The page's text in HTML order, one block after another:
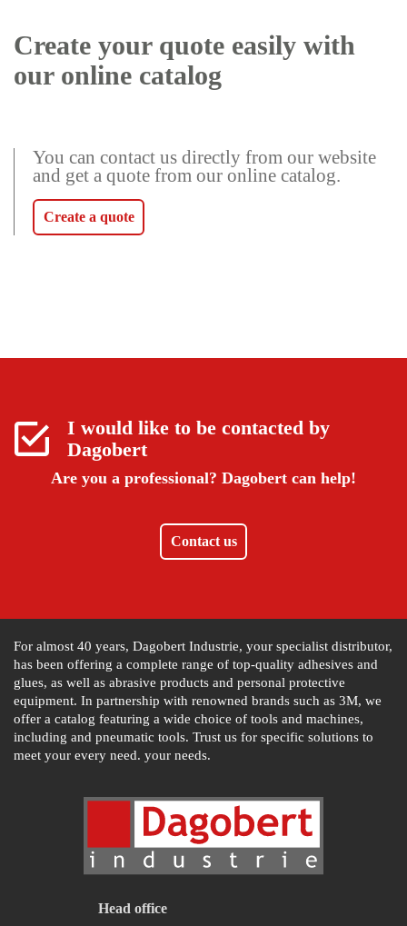
Create your quote easily with
our online catalog
You can contact us directly from our website
and get a quote from our online catalog.
Create a quote
I would like to be contacted by
Dagobert
Are you a professional? Dagobert can help!
Contact us
For almost 40 years, Dagobert Industrie, your specialist distributor,
has been offering a complete range of top-quality adhesives and
glues, as well as abrasive products and personal protective
equipment. In partnership with renowned brands such as 3M, we
offer a catalog featuring a wide choice of tools and machines,
including and pneumatic tools. Trust us for specific solutions to
meet your every need. your needs.
Head office